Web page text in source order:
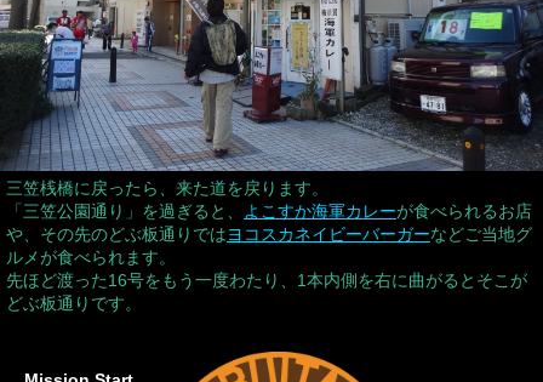
三笠桟橋に戻ったら、来た道を戻ります。
「三笠公園通り」を過ぎると、
よこすか海軍カレーが食べられるお店
や、その先のどぶ板通りではヨコスカネイビーバーガーなどご当地グ
ルメが食べられます。
先ほど渡った16号をもう一度わたり、1本内側を右に曲がるとそこが
どぶ板通りです。